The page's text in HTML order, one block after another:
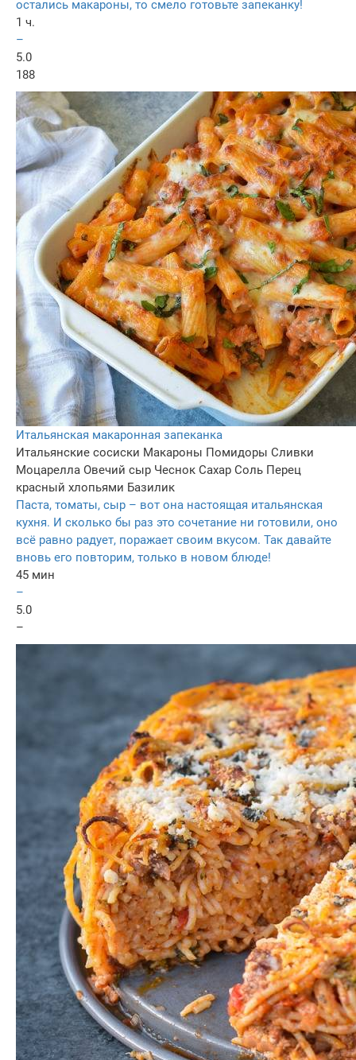
остались макароны, то смело готовьте запеканку!
1 ч.
–
5.0
188
Итальянская макаронная запеканка
Итальянские сосиски Макароны Помидоры Сливки
Моцарелла Овечий сыр Чеснок Сахар Соль Перец
красный хлопьями Базилик
Паста, томаты, сыр – вот она настоящая итальянская
кухня. И сколько бы раз это сочетание ни готовили, оно
всё равно радует, поражает своим вкусом. Так давайте
вновь его повторим, только в новом блюде!
45 мин
–
5.0
–